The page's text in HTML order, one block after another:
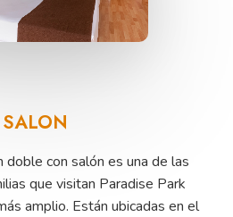
SALÓN
doble con salón es una de las
que visitan Paradise Park
amplio. Están ubicadas en el